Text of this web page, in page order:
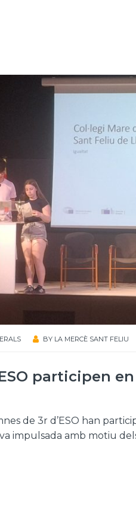
BY LA MERCÈ SANT FELIU
participen
de 3r d’ESO han
impulsada amb motiu